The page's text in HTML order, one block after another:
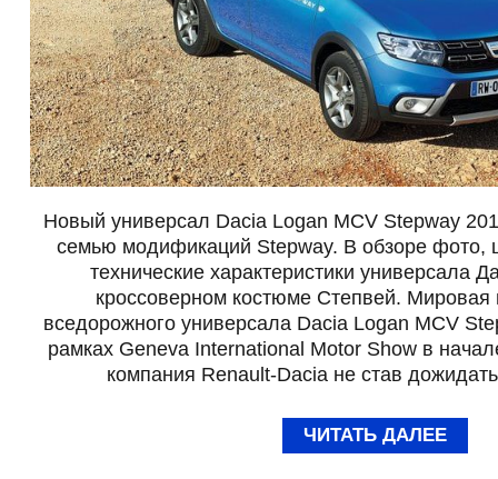
Новый универсал Dacia Logan MCV Stepway
семью модификаций Stepway. В обзоре фото,
технические характеристики универсала
кроссоверном костюме Степвей. Мировая
вседорожного универсала Dacia Logan MCV
рамках Geneva International Motor Show в
компания Renault-Dacia не став
ЧИТАТЬ ДАЛЕЕ